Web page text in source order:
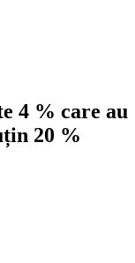
4 % care au
20 %